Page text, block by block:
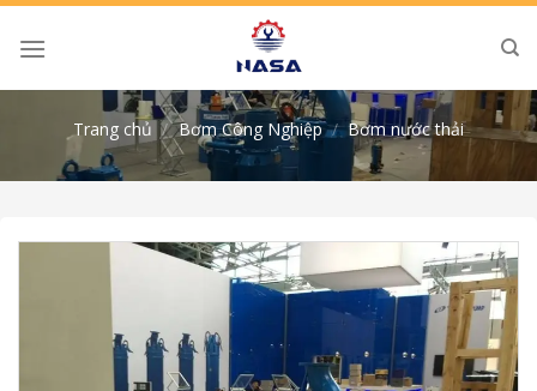
Skip
Trang chủ / Bơm Công Nghiệp / Bơm nước thải